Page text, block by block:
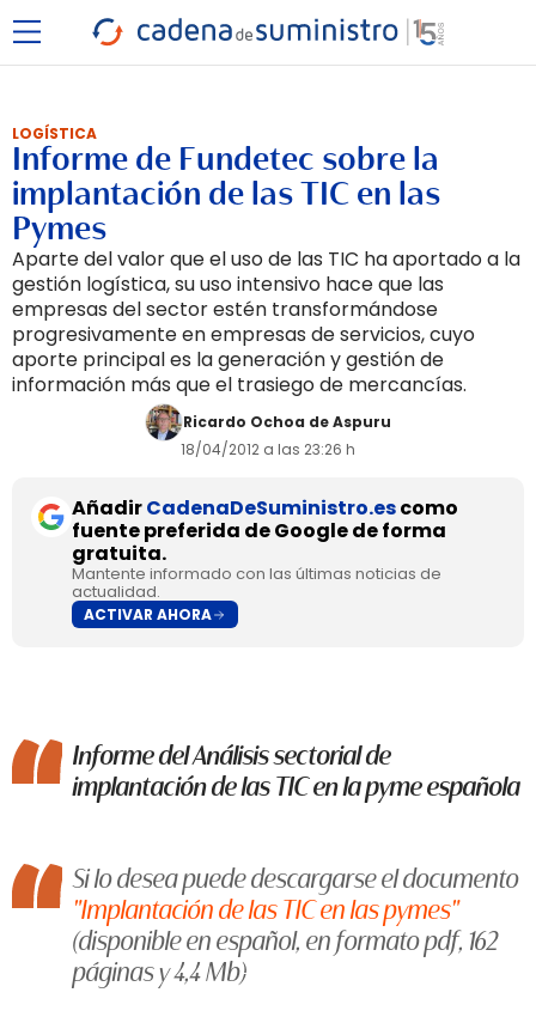
LOGÍSTICA
Informe de Fundetec sobre la
implantación de las TIC en las
Pymes
Aparte del valor que el uso de las TIC ha aportado a la
gestión logística, su uso intensivo hace que las
empresas del sector estén transformándose
progresivamente en empresas de servicios, cuyo
aporte principal es la generación y gestión de
información más que el trasiego de mercancías.
Ricardo Ochoa de Aspuru
18/04/2012 a las 23:26 h
AñadirCadenaDeSuministro.escomo
fuente preferida de Google de forma
gratuita.
Mantente informado con las últimas noticias de
actualidad.
ACTIVAR AHORA
Informe del Análisis sectorial de
implantación de las TIC en la pyme española
Si lo desea puede descargarse el documento
"Implantación de las TIC en las pymes"
(disponible en español, en formato pdf, 162
páginas y 4,4 Mb)